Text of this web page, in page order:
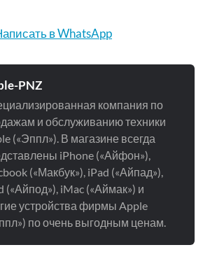
в WhatsApp
PNZ
компания по
и обслуживанию техники
(«Эппл»). В магазине всегда
iPhone («Айфон»),
(«Макбук»), iPad («Айпад»),
(«Айпод»), iMac («Аймак») и
устройства фирмы Apple
по очень выгодным ценам.